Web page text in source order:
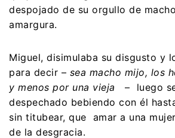
despojado de su orgullo de
amargura.
Miguel, disimulaba su disgusto y
para decir – sea macho mijo, los
y menos por una vieja
– luego
despechado bebiendo con él
sin titubear, que amar a una
de la desgracia.